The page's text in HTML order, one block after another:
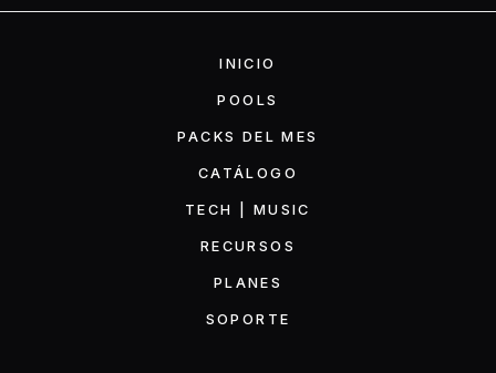
INICIO
POOLS
PACKS DEL MES
CATÁLOGO
TECH | MUSIC
RECURSOS
PLANES
SOPORTE